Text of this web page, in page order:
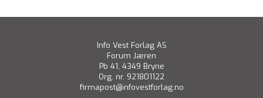
Info Vest Forlag AS
Forum Jæren
Pb 41, 4349 Bryne
Org. nr. 921801122
firmapost@infovestforlag.no